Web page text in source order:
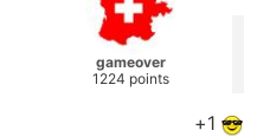
gameover
1224 points
+1